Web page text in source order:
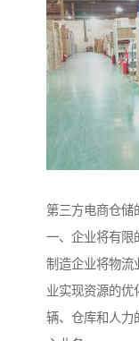
第三方电商仓储
一、企业将有限
制造企业将物流
业实现资源的优
辆、仓库和人力